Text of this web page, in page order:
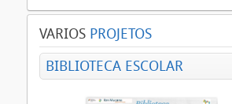
VARIOS PROJETOS
BIBLIOTECA ESCOLAR